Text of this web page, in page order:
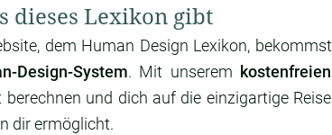
dieses Lexikon gibt
dem Human Design Lexikon,
Design-System. Mit unserem kostenfreien
berechnen und dich auf die einzigartige
dir ermöglicht.